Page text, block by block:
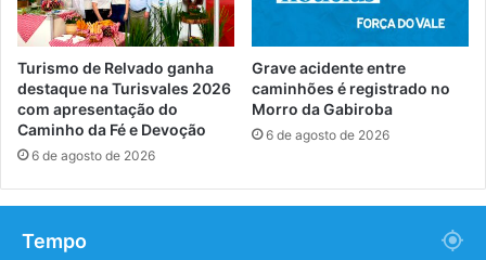
Turismo de Relvado ganha
destaque na Turisvales 2026
com apresentação do
Caminho da Fé e Devoção
6 de agosto de 2026
Grave acidente entre
caminhões é registrado no
Morro da Gabiroba
6 de agosto de 2026
Tempo